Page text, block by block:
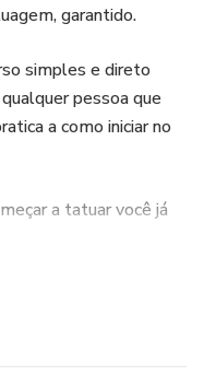
garantido.
simples e direto
pessoa que
a como iniciar no
a tatuar você já
saem de um